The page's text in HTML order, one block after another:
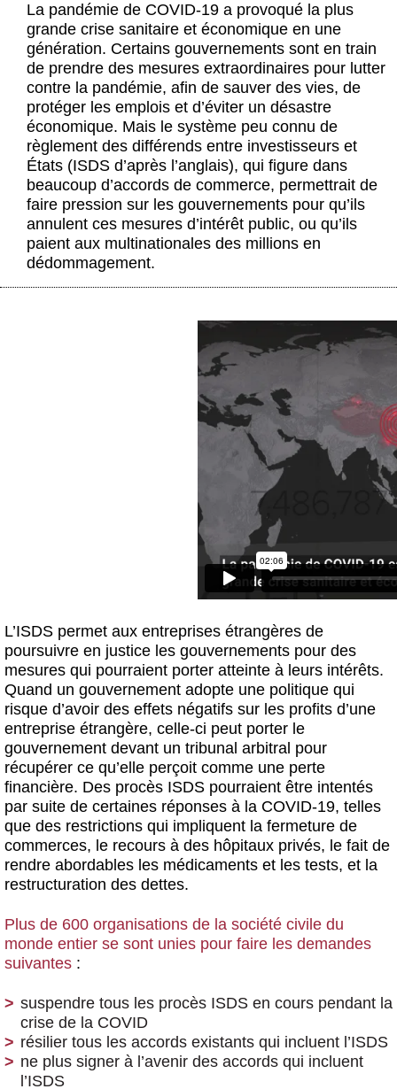
La pandémie de COVID-19 a provoqué la plus
grande crise sanitaire et économique en une
génération. Certains gouvernements sont en train
de prendre des mesures extraordinaires pour lutter
contre la pandémie, afin de sauver des vies, de
protéger les emplois et d’éviter un désastre
économique. Mais le système peu connu de
règlement des différends entre investisseurs et
États (ISDS d’après l’anglais), qui figure dans
beaucoup d’accords de commerce, permettrait de
faire pression sur les gouvernements pour qu’ils
annulent ces mesures d’intérêt public, ou qu’ils
paient aux multinationales des millions en
dédommagement.
L’ISDS permet aux entreprises étrangères de
poursuivre en justice les gouvernements pour des
mesures qui pourraient porter atteinte à leurs intérêts.
Quand un gouvernement adopte une politique qui
risque d’avoir des effets négatifs sur les profits d’une
entreprise étrangère, celle-ci peut porter le
gouvernement devant un tribunal arbitral pour
récupérer ce qu’elle perçoit comme une perte
financière. Des procès ISDS pourraient être intentés
par suite de certaines réponses à la COVID-19, telles
que des restrictions qui impliquent la fermeture de
commerces, le recours à des hôpitaux privés, le fait de
rendre abordables les médicaments et les tests, et la
restructuration des dettes.
Plus de 600 organisations de la société civile du
monde entier se sont unies pour faire les demandes
suivantes :
suspendre tous les procès ISDS en cours pendant la
crise de la COVID
résilier tous les accords existants qui incluent l’ISDS
ne plus signer à l’avenir des accords qui incluent
l’ISDS